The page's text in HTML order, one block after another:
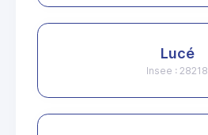
Lucé
Insee : 28218